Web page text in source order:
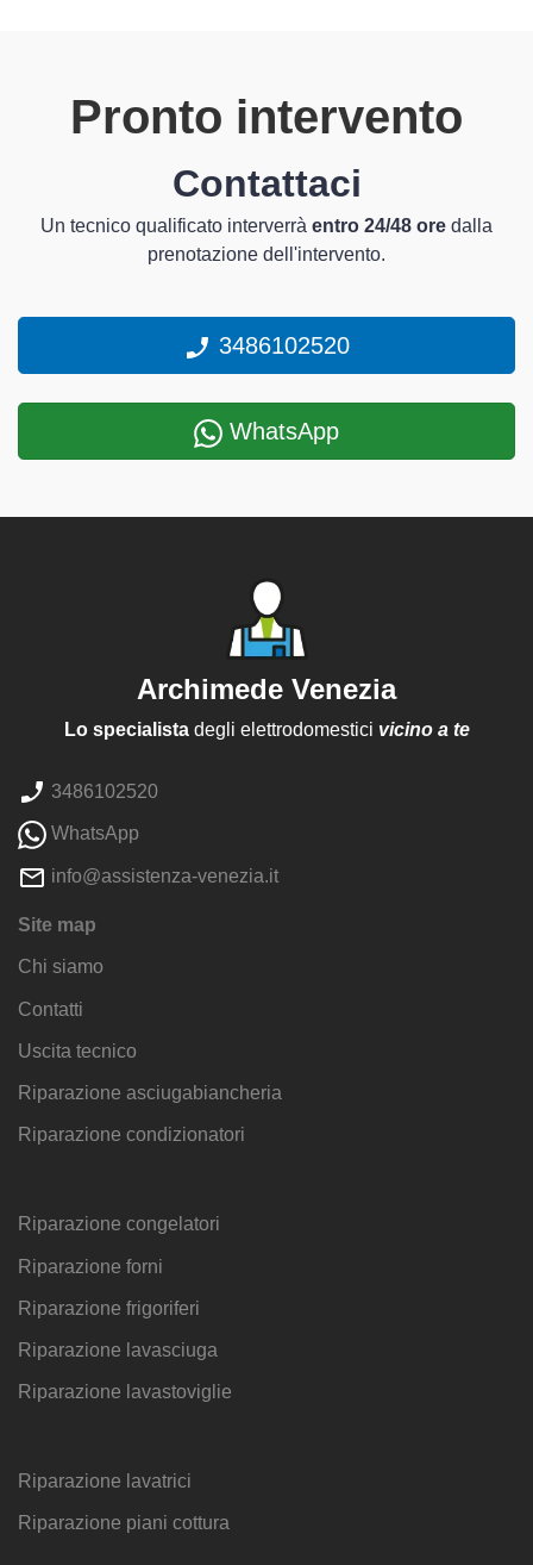
Pronto intervento
Contattaci
Un tecnico qualificato interverrà entro 24/48 ore dalla
prenotazione dell'intervento.
3486102520
WhatsApp
Archimede Venezia
Lo specialistadegli elettrodomestici vicino a te
3486102520
WhatsApp
info@assistenza-venezia.it
Site map
Chi siamo
Contatti
Uscita tecnico
Riparazione asciugabiancheria
Riparazione condizionatori
Riparazione congelatori
Riparazione forni
Riparazione frigoriferi
Riparazione lavasciuga
Riparazione lavastoviglie
Riparazione lavatrici
Riparazione piani cottura